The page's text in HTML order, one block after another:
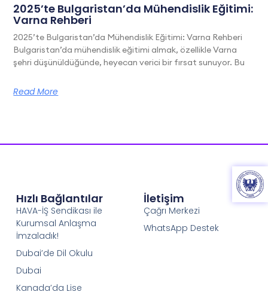
2025’te Bulgaristan’da Mühendislik Eğitimi:
Varna Rehberi
2025’te Bulgaristan’da Mühendislik Eğitimi: Varna Rehberi
Bulgaristan’da mühendislik eğitimi almak, özellikle Varna
şehri düşünüldüğünde, heyecan verici bir fırsat sunuyor. Bu
Read More
Hızlı Bağlantılar
HAVA-İŞ Sendikası ile
Kurumsal Anlaşma
İmzaladık!
Dubai’de Dil Okulu
Dubai
Kanada’da Lise
İletişim
Çağrı Merkezi
WhatsApp Destek